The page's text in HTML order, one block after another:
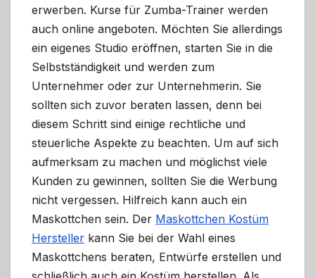
erwerben. Kurse für Zumba-Trainer werden
auch online angeboten. Möchten Sie allerdings
ein eigenes Studio eröffnen, starten Sie in die
Selbstständigkeit und werden zum
Unternehmer oder zur Unternehmerin. Sie
sollten sich zuvor beraten lassen, denn bei
diesem Schritt sind einige rechtliche und
steuerliche Aspekte zu beachten. Um auf sich
aufmerksam zu machen und möglichst viele
Kunden zu gewinnen, sollten Sie die Werbung
nicht vergessen. Hilfreich kann auch ein
Maskottchen sein. Der Maskottchen Kostüm
Hersteller kann Sie bei der Wahl eines
Maskottchens beraten, Entwürfe erstellen und